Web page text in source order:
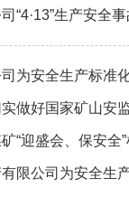
“4·13”生产安全
为安全生产标准
做好国家矿山安
“迎盛会、保安全
限公司为安全生